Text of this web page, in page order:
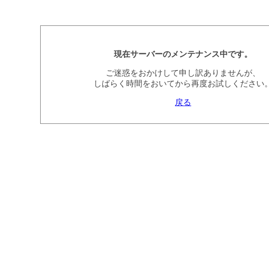
現在サーバーのメンテナンス中です。
ご迷惑をおかけして申し訳ありませんが、
しばらく時間をおいてから再度お試しください。
戻る